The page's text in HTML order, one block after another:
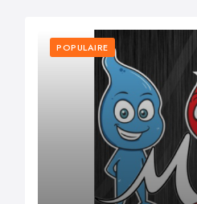
POPULAIRE